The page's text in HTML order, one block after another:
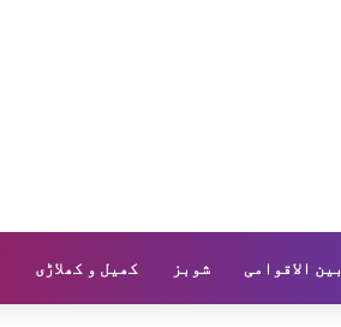
بین الاقوامی شوبز کھیل و کھلاڑی